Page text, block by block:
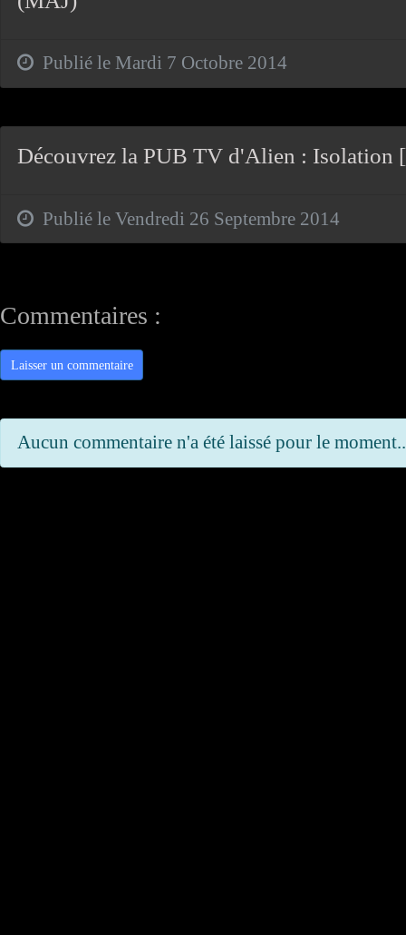
Publié le Mardi 7 Octobre 2014
Découvrez la PUB TV d'Alien : Isolation
Publié le Vendredi 26 Septembre 2014
Commentaires :
Laisser un commentaire
Aucun commentaire n'a été laissé pour le